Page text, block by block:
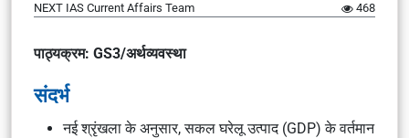
NEXT IAS Current Affairs Team
468
पाठ्यक्रम: GS3/अर्थव्यवस्था
संदर्भ
नई श्रृंखला के अनुसार, सकल घरेलू उत्पाद (GDP) के वर्तमान